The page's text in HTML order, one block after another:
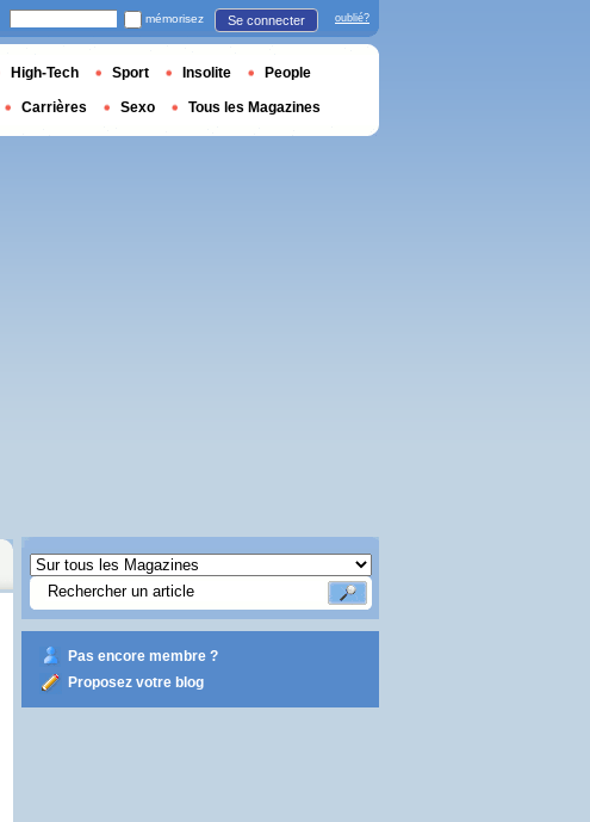
Pas encore membre ?
Proposez votre blog
mémorisez Se connecter oublié?
High-Tech Sport Insolite People
Carrières Sexo Tous les Magazines